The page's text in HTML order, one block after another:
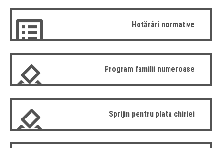
Hotărâri normative
Program familii numeroase
Sprijin pentru plata chiriei